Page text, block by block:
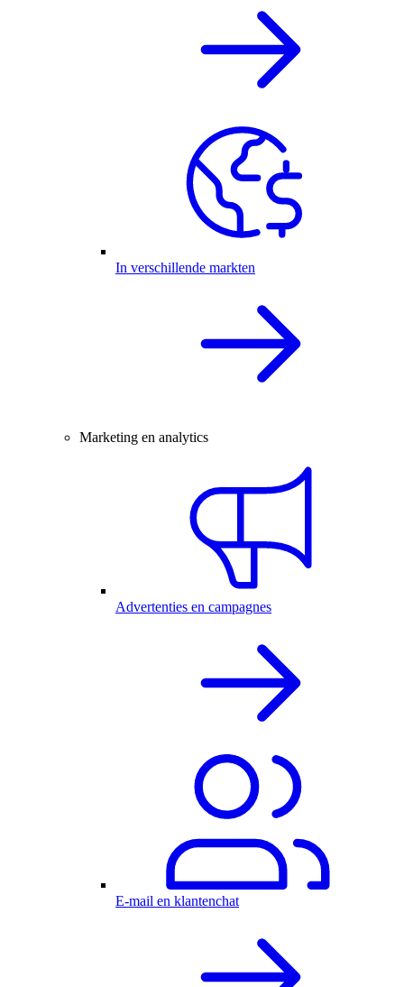
In verschillende markten
Marketing en analytics
Advertenties en campagnes
E-mail en klantenchat